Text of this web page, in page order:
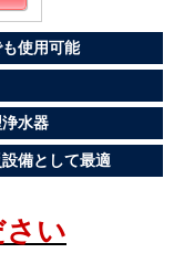
使用可能
水器
備として最適
い